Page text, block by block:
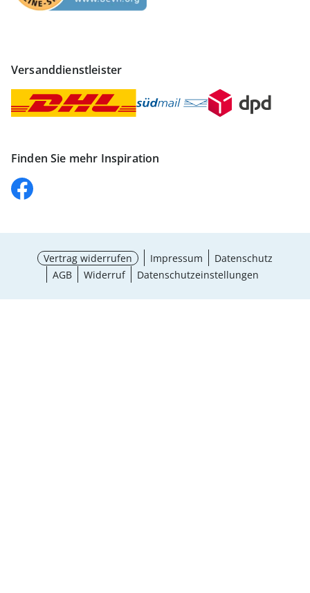
Versanddienstleister
Finden Sie mehr Inspiration
Vertrag widerrufen Impressum
Datenschutz
AGB
Widerruf Datenschutzeinstellungen